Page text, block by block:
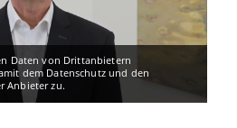
Daten von Drittanbietern
dem Datenschutz und den
Anbieter zu.